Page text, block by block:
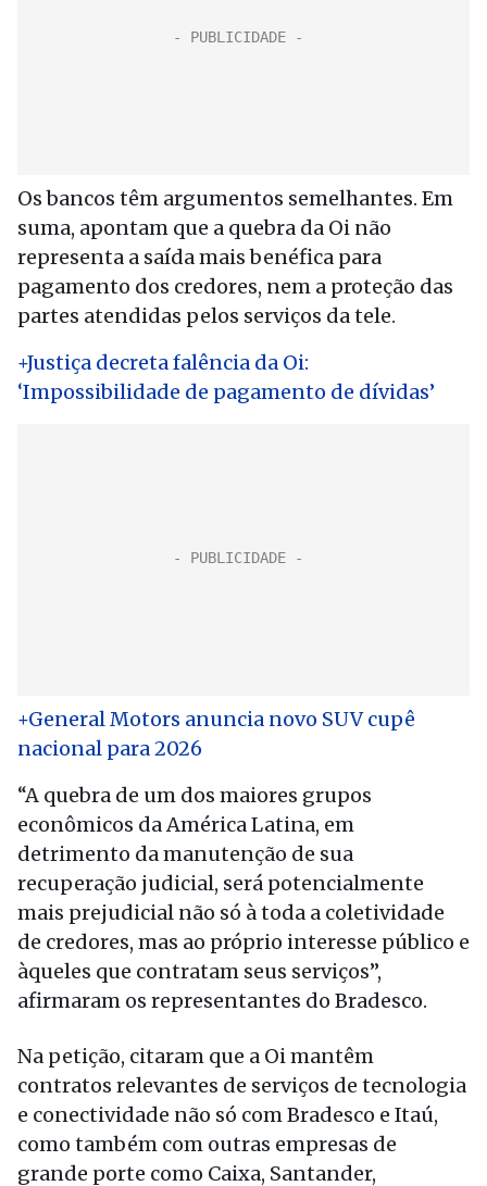
Os bancos têm argumentos semelhantes. Em
suma, apontam que a quebra da Oi não
representa a saída mais benéfica para
pagamento dos credores, nem a proteção das
partes atendidas pelos serviços da tele.
+Justiça decreta falência da Oi:
‘Impossibilidade de pagamento de dívidas’
+General Motors anuncia novo SUV cupê
nacional para 2026
“A quebra de um dos maiores grupos
econômicos da América Latina, em
detrimento da manutenção de sua
recuperação judicial, será potencialmente
mais prejudicial não só à toda a coletividade
de credores, mas ao próprio interesse público e
àqueles que contratam seus serviços”,
afirmaram os representantes do Bradesco.
Na petição, citaram que a Oi mantêm
contratos relevantes de serviços de tecnologia
e conectividade não só com Bradesco e Itaú,
como também com outras empresas de
grande porte como Caixa, Santander,